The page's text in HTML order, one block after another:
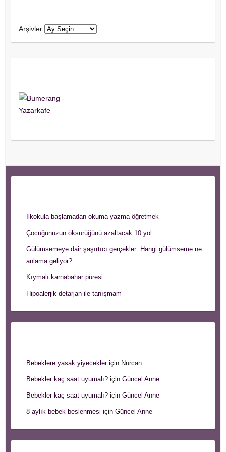
Arşivler
İlkokula başlamadan okuma yazma öğretmek
Çocuğunuzun öksürüğünü azaltacak 10 yol
Gülümsemeye dair şaşırtıcı gerçekler: Hangi gülümseme ne
anlama geliyor?
Kıymalı karnabahar püresi
Hipoalerjik detarjan ile tanışmam
Bebeklere yasak yiyecekleriçin Nurcan
Bebekler kaç saat uyumalı?için Güncel Anne
Bebekler kaç saat uyumalı?için Güncel Anne
8 aylık bebek beslenmesi için Güncel Anne